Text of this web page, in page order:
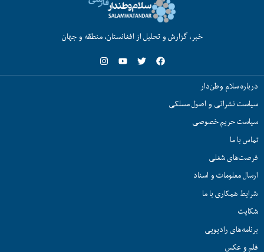
خبر، گزارش و تحلیل از افغانستان، منطقه و جهان
درباره سلام وطن‌دار
سیاست نشراتی و اصول مسلکی
سیاست حریم خصوصی
تماس با ما
فرصت‌های شغلی
ارسال معلومات و اسناد
شرایط همکاری با ما
شکایت
برنامه‌های رادیویی
فلم و عکس